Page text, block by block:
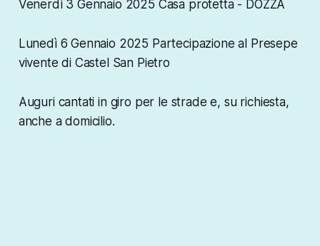
Venerdì 3 Gennaio 2025 Casa protetta - DOZZA
Lunedì 6 Gennaio 2025 Partecipazione al Presepe
vivente di Castel San Pietro
Auguri cantati in giro per le strade e, su richiesta,
anche a domicilio.​